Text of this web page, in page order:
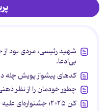
شهید رئیسی، مردی بود
بی‌ادعا.
کدهای پیشواز پویش چله
چطور خودمان را از نظر ذهنی ۳۸ برابر قوی‌تر
کن ۲۰۲۵؛ جشنواره‌ای علیه خانواده